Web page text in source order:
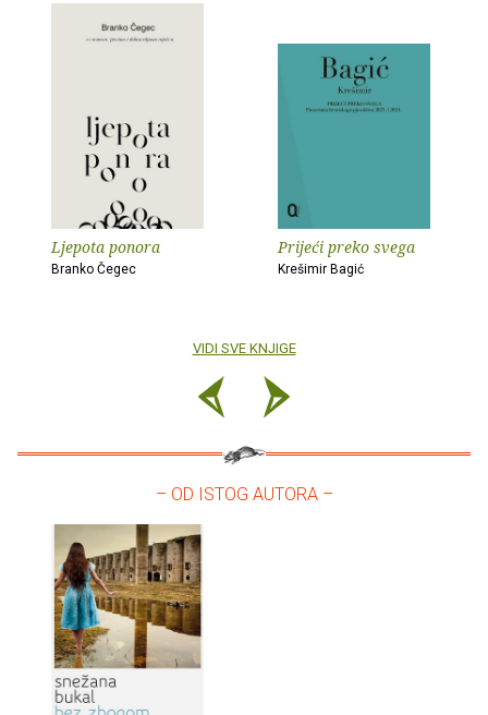
Ljepota ponora
Branko Čegec
Prijeći preko svega
Krešimir Bagić
VIDI SVE KNJIGE
– OD ISTOG AUTORA –